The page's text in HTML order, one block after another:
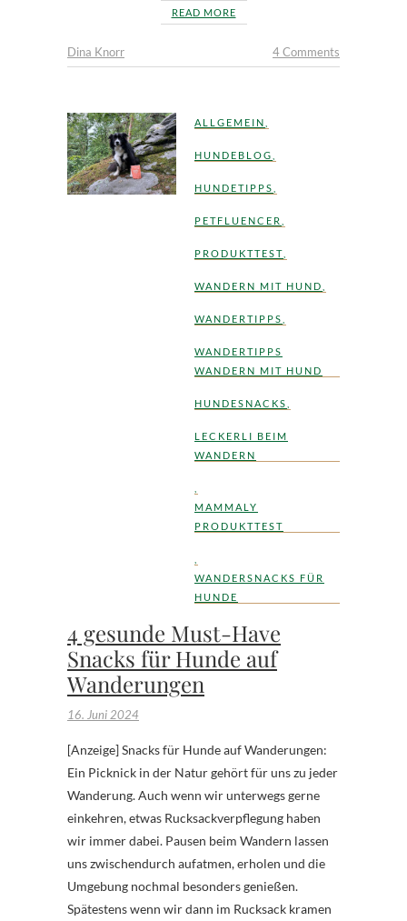
READ MORE
Dina Knorr 4 Comments
ALLGEMEIN
HUNDEBLOG
HUNDETIPPS
PETFLUENCER
PRODUKTTEST
WANDERN MIT HUND
WANDERTIPPS
WANDERTIPPS
WANDERN MIT HUND
HUNDESNACKS
LECKERLI BEIM
WANDERN
MAMMALY
PRODUKTTEST
WANDERSNACKS FÜR
HUNDE
4 gesunde Must-Have
Snacks für Hunde auf
Wanderungen
16. Juni 2024
[Anzeige] Snacks für Hunde auf Wanderungen:
Ein Picknick in der Natur gehört für uns zu jeder
Wanderung. Auch wenn wir unterwegs gerne
einkehren, etwas Rucksackverpflegung haben
wir immer dabei. Pausen beim Wandern lassen
uns zwischendurch aufatmen, erholen und die
Umgebung nochmal besonders genießen.
Spätestens wenn wir dann im Rucksack kramen